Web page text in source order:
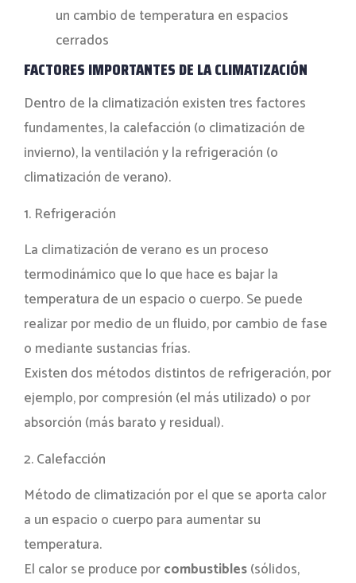
un cambio de temperatura en espacios
cerrados
FACTORES IMPORTANTES DE LA CLIMATIZACIÓN
Dentro de la climatización existen tres factores
fundamentes, la calefacción (o climatización de
invierno), la ventilación y la refrigeración (o
climatización de verano).
1. Refrigeración
La climatización de verano es un proceso
termodinámico que lo que hace es bajar la
temperatura de un espacio o cuerpo. Se puede
realizar por medio de un fluido, por cambio de fase
o mediante sustancias frías.
Existen dos métodos distintos de refrigeración, por
ejemplo, por compresión (el más utilizado) o por
absorción (más barato y residual).
2. Calefacción
Método de climatización por el que se aporta calor
a un espacio o cuerpo para aumentar su
temperatura.
El calor se produce porcombustibles(sólidos,